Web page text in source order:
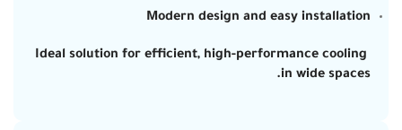
Modern design and easy installation
Ideal solution for efficient, high-performance cooling
in wide spaces.